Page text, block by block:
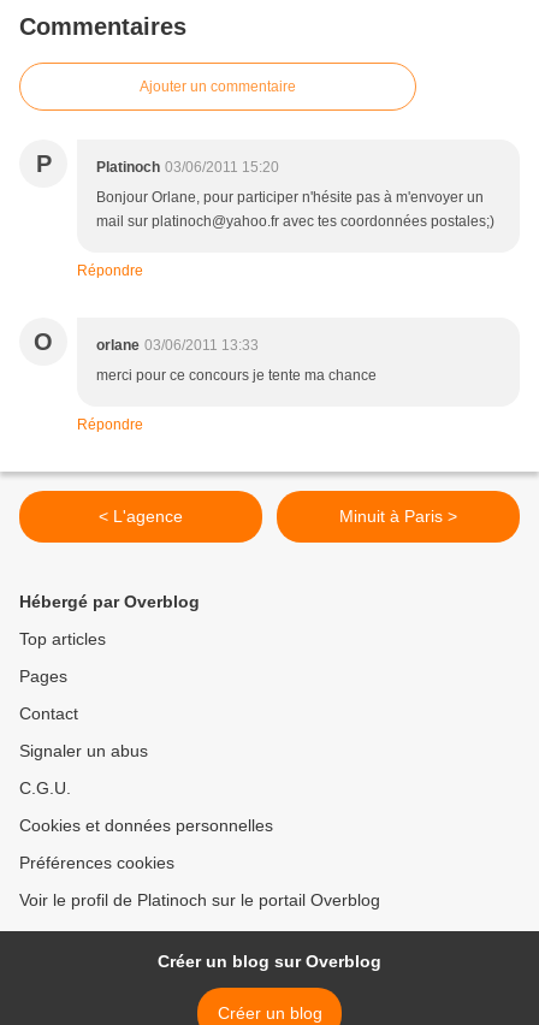
Commentaires
Ajouter un commentaire
P Platinoch 03/06/2011 15:20
Bonjour Orlane, pour participer n'hésite pas à m'envoyer un
mail sur platinoch@yahoo.fr avec tes coordonnées postales;)
Répondre
O orlane 03/06/2011 13:33
merci pour ce concours je tente ma chance
Répondre
< L'agence Minuit à Paris >
Hébergé par Overblog
Top articles
Pages
Contact
Signaler un abus
C.G.U.
Cookies et données personnelles
Préférences cookies
Voir le profil de Platinoch sur le portail Overblog
Créer un blog sur Overblog
Créer un blog